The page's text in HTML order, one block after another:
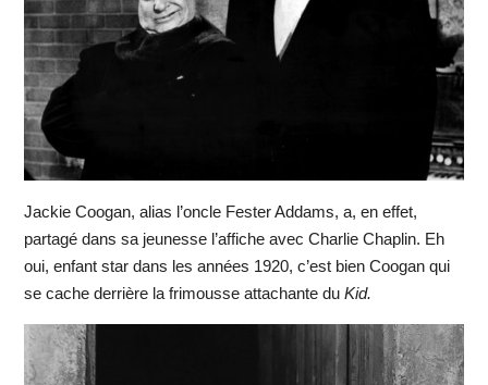
Jackie Coogan, alias l’oncle Fester Addams, a, en effet,
partagé dans sa jeunesse l’affiche avec Charlie Chaplin. Eh
oui, enfant star dans les années 1920, c’est bien Coogan qui
se cache derrière la frimousse attachante du Kid.